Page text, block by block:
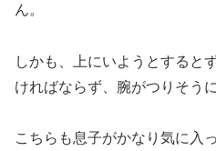
ん。
しかも、上にいようとすると
ければならず、腕がつりそう
こちらも息子がかなり気に入